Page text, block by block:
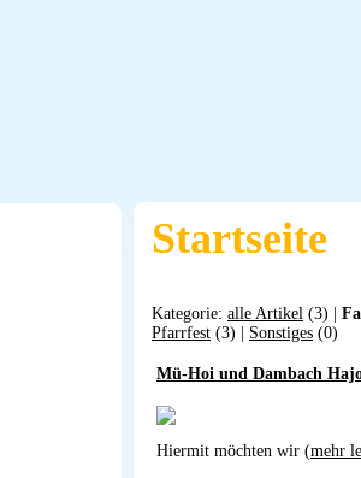
Startseite
Kategorie: alle Artikel (3) |
Pfarrfest (3) | Sonstiges (0)
Mü-Hoi und Dambach
Hiermit möchten wir (mehr